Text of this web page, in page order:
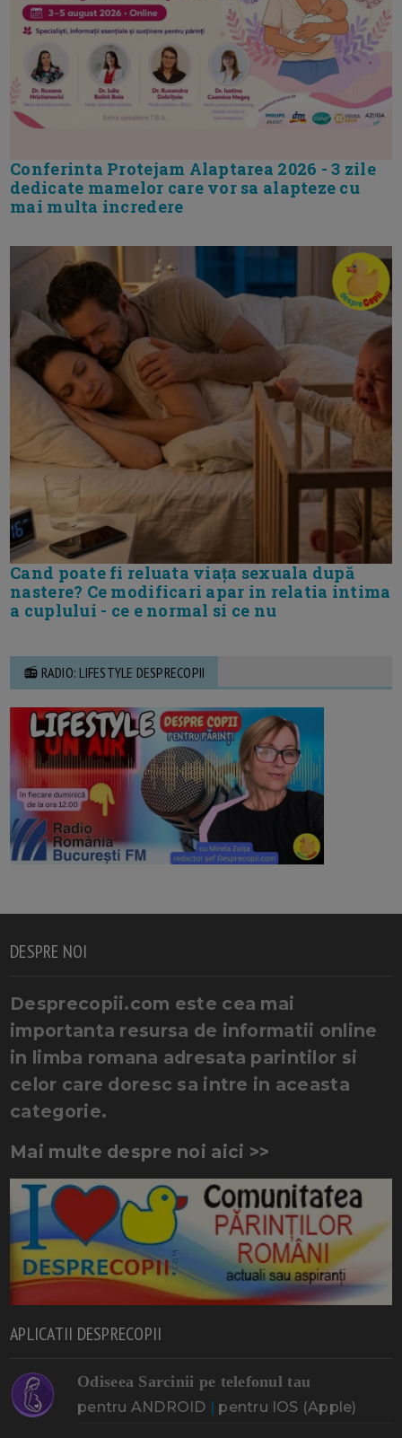
Conferinta Protejam Alaptarea 2026 - 3 zile
dedicate mamelor care vor sa alapteze cu
mai multa incredere
Cand poate fi reluata viața sexuala după
nastere? Ce modificari apar in relatia intima
a cuplului - ce e normal si ce nu
📻 RADIO: LIFESTYLE DESPRECOPII
DESPRE NOI
Desprecopii.com este cea mai
importanta resursa de informatii online
in limba romana adresata parintilor si
celor care doresc sa intre in aceasta
categorie.
Mai multe despre noi aici >>
APLICATII DESPRECOPII
Odiseea Sarcinii pe telefonul tau
pentru ANDROID | pentru IOS (Apple)